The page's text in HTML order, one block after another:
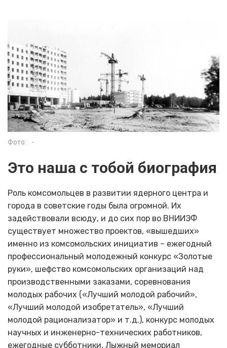
Фото: -
Это наша с тобой биография
Роль комсомольцев в развитии ядерного центра и
города в советские годы была огромной. Их
задействовали всюду, и до сих пор во ВНИИЭФ
существует множество проектов, «вышедших»
именно из комсомольских инициатив – ежегодный
профессиональный молодежный конкурс «Золотые
руки», шефство комсомольских организаций над
производственными заказами, соревнования
молодых рабочих («Лучший молодой рабочий»,
«Лучший молодой изобретатель», «Лучший
молодой рационализатор» и т.д.), конкурс молодых
научных и инженерно-технических работников,
ежегодные субботники, Лыжный мемориал